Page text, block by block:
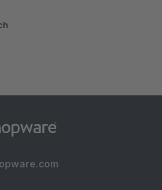
[] []
Plugin nichts zu sehen hat.